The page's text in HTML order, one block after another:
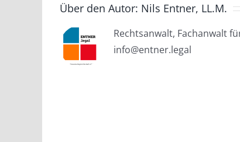
Über den Autor: Nils Entner, LL.M.
Rechtsanwalt, Fachanwalt
info@entner.legal